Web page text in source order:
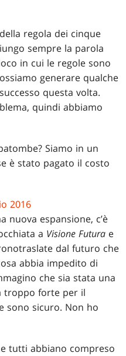
regola dei cinque
sempre la parola
in cui le regole sono
generare qualche
questa volta.
quindi abbiamo
Siamo in un
è stato pagato il costo
2016
nuova espansione, c’è
a Visione Futura e
dal futuro che
abbia impedito di
che sia stata una
troppo forte per il
sono sicuro. Non ho
tutti abbiano compreso